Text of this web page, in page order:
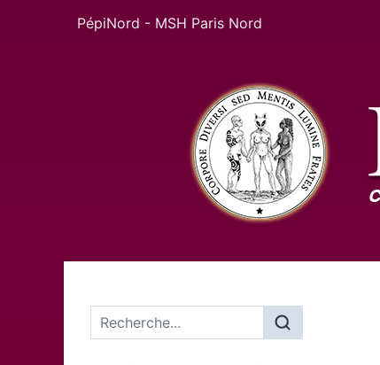
PépiNord - MSH Paris Nord
Menu principal